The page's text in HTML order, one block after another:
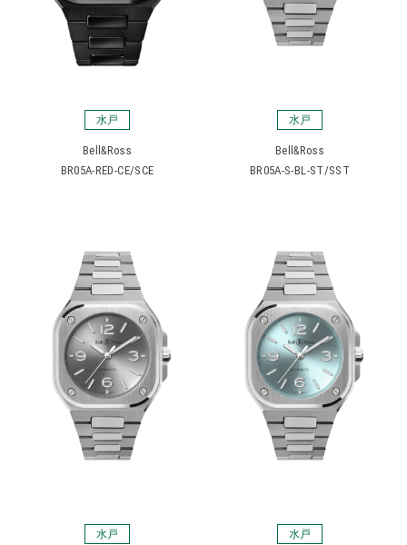
水戸
Bell&Ross
BR05A-RED-CE/SCE
水戸
Bell&Ross
BR05A-S-BL-ST/SST
水戸 水戸